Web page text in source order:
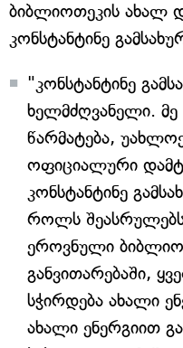
ბიბლიოთეკის ახალ
კონსტანტინე
"კონსტანტინე
ხელმძღვანელი. მე
წარმატება,
ოფიციალური
კონსტანტინე
როლს
ეროვნული
განვითარებაში,
სჭირდება ახალი
ახალი ენერგიით